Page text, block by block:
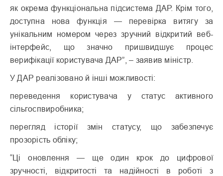
як окрема функціональна підсистема ДАР. Крім того,
доступна нова функція — перевірка витягу за
унікальним номером через зручний відкритий веб-
інтерфейс, що значно пришвидшує процес
верифікації користувача ДАР”, – заявив міністр.
У ДАР реалізовано й інші можливості:
переведення користувача у статус активного
сільгоспвиробника;
перегляд історії змін статусу, що забезпечує
прозорість обліку;
“Ці оновлення — ще один крок до цифрової
зручності, відкритості та надійності в роботі з